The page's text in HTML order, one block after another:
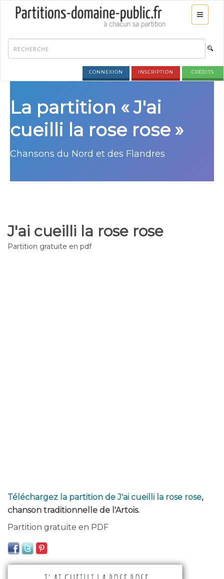
CONNEXION INSCRIPTION CRÉDITS
La partition « J'ai
cueilli la rose rose »
Chansons du Nord et des Flandres
J'ai cueilli la rose rose
Partition gratuite en pdf
Téléchargez la partition de J'ai cueilli la rose rose,
chanson traditionnelle de l'Artois.
Partition gratuite en PDF